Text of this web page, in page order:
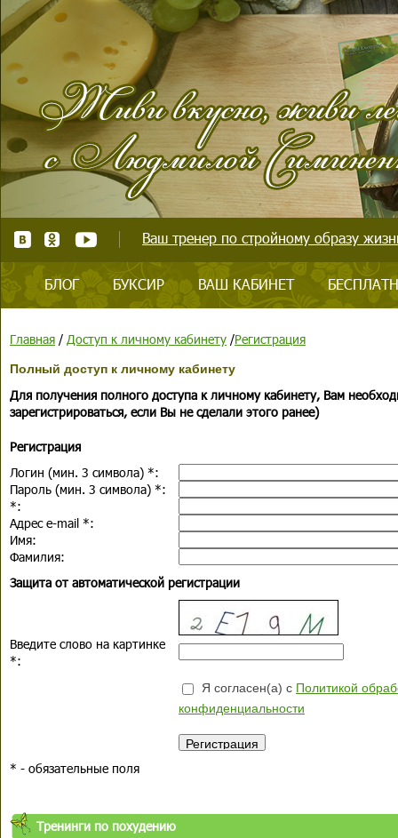
Ваш тренер по стройному образу
БЛОГ БУКСИР ВАШ КАБИНЕТ
Главная / Доступ к личному кабинету /Регистрация
Полный доступ к личному кабинету
Для получения полного доступа к личному кабинету, Вам
зарегистрироваться, если Вы не сделали этого ранее)
Регистрация
Логин (мин. 3 символа) *:
Пароль (мин. 3 символа) *:
*:
Адрес e-mail *:
Имя:
Фамилия:
Защита от автоматической регистрации
Введите слово на картинке
*:
Я согласен(а) с Политикой
конфиденциальности
* - обязательные поля
Тренинги по похудению